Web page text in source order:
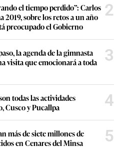
el tiempo perdido”: Carlos
2019, sobre los retos a un año
preocupado el Gobierno
2
la agenda de la gimnasta
visita que emocionará a toda
3
todas las actividades
Cusco y Pucallpa
4
más de siete millones de
en Cenares del Minsa
5